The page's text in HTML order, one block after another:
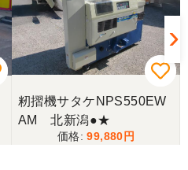
籾摺機サタケNPS550EW
AM 北新潟●★
99,880